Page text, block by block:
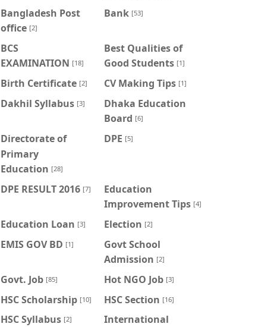
Bangladesh Post
office [2]
Bank [53]
BCS
EXAMINATION [18]
Best Qualities of
Good Students [1]
Birth Certificate [2] CV Making Tips [1]
Dakhil Syllabus [3]
Dhaka Education
Board [6]
Directorate of
Primary
Education [28]
DPE [5]
DPE RESULT 2016 [7]
Education
Improvement Tips [4]
Education Loan [3] Election [2]
EMIS GOV BD [1]
Govt School
Admission [2]
Govt. Job [85] Hot NGO Job [3]
HSC Scholarship [10] HSC Section [16]
HSC Syllabus [2]
International